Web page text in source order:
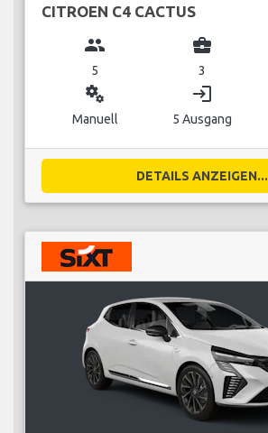
CITROEN C4 CACTUS
group
5
business_center
3
miscellaneous_services
Manuell
login
5 Ausgang
DETAILS ANZEIGEN...